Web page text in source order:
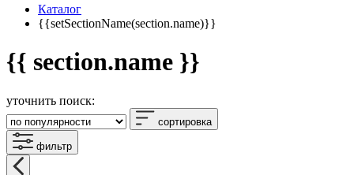
Каталог
{{setSectionName(section.name)}}
{{ section.name }}
уточнить поиск:
сортировка
фильтр